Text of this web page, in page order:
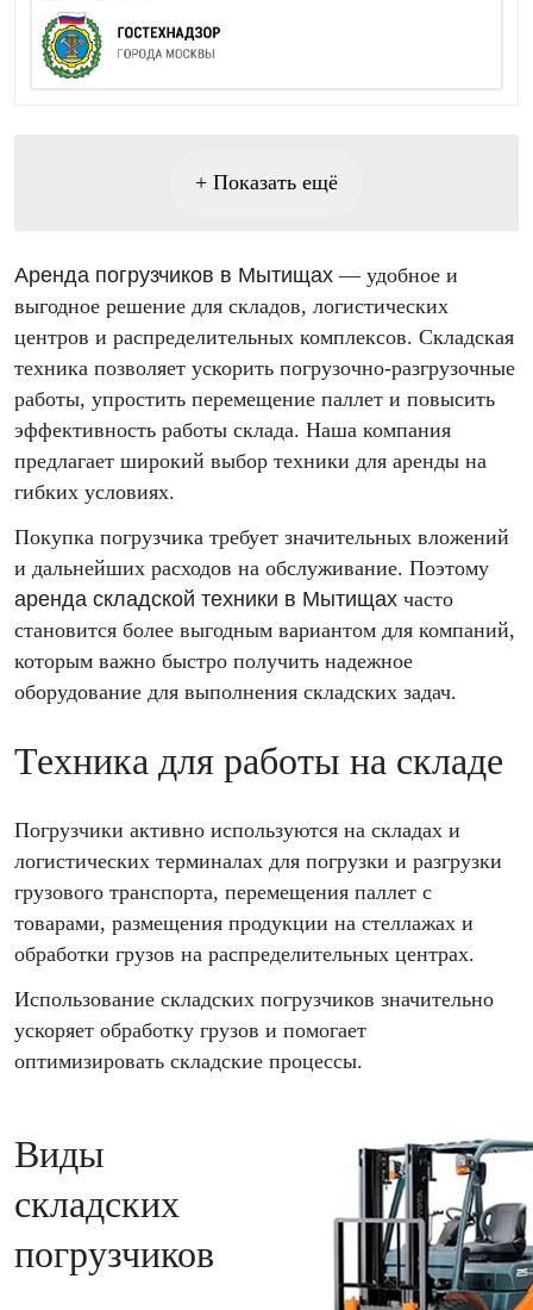
+ Показать ещё
Аренда погрузчиков в Мытищах — удобное и
выгодное решение для складов, логистических
центров и распределительных комплексов. Складская
техника позволяет ускорить погрузочно-разгрузочные
работы, упростить перемещение паллет и повысить
эффективность работы склада. Наша компания
предлагает широкий выбор техники для аренды на
гибких условиях.
Покупка погрузчика требует значительных вложений
и дальнейших расходов на обслуживание. Поэтому
аренда складской техники в Мытищах часто
становится более выгодным вариантом для компаний,
которым важно быстро получить надежное
оборудование для выполнения складских задач.
Техника для работы на складе
Погрузчики активно используются на складах и
логистических терминалах для погрузки и разгрузки
грузового транспорта, перемещения паллет с
товарами, размещения продукции на стеллажах и
обработки грузов на распределительных центрах.
Использование складских погрузчиков значительно
ускоряет обработку грузов и помогает
оптимизировать складские процессы.
Виды
складских
погрузчиков